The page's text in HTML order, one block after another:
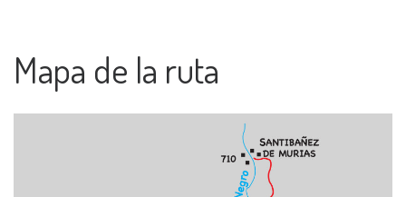
Mapa de la ruta